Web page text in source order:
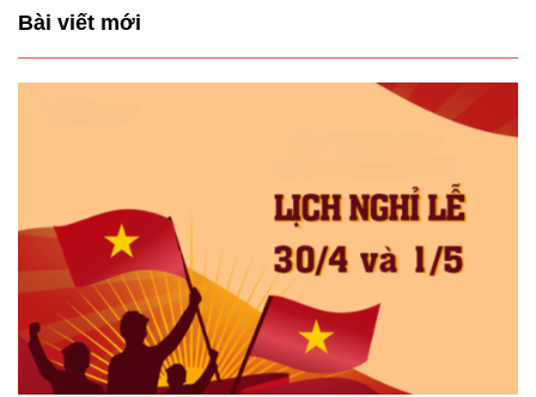
Bài viết mới